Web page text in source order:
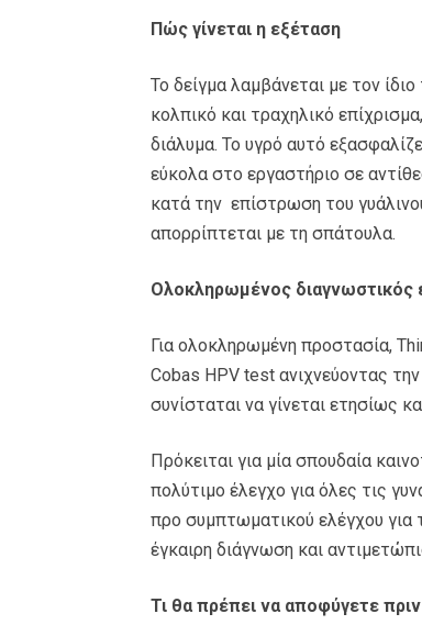
Πώς γίνεται η εξέταση
Το δείγμα λαμβάνεται με τον
κολπικό και τραχηλικό
διάλυμα. Το υγρό αυτό
εύκολα στο εργαστήριο σε
κατά την επίστρωση του
απορρίπτεται με τη σπάτουλα.
Ολοκληρωμένος διαγνωστικός
Για ολοκληρωμένη προστασία,
Cobas HPV test ανιχνεύοντας
συνίσταται να γίνεται ετησίως
Πρόκειται για μία σπουδαία
πολύτιμο έλεγχο για όλες τις
προ συμπτωματικού ελέγχου
έγκαιρη διάγνωση και
Τι θα πρέπει να αποφύγετε